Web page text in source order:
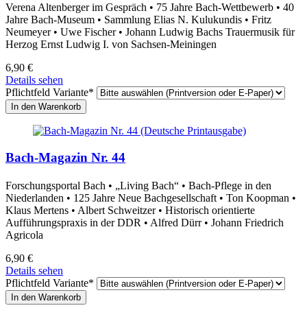
Verena Altenberger im Gespräch • 75 Jahre Bach-Wettbewerb • 40
Jahre Bach-Museum • Sammlung Elias N. Kulukundis • Fritz
Neumeyer • Uwe Fischer • Johann Ludwig Bachs Trauermusik für
Herzog Ernst Ludwig I. von Sachsen-Meiningen
6,90 €
Details sehen
Pflichtfeld Variante*
Bach-Magazin Nr. 44
Forschungsportal Bach • „Living Bach“ • Bach-Pflege in den
Niederlanden • 125 Jahre Neue Bachgesellschaft • Ton Koopman •
Klaus Mertens • Albert Schweitzer • Historisch orientierte
Aufführungspraxis in der DDR • Alfred Dürr • Johann Friedrich
Agricola
6,90 €
Details sehen
Pflichtfeld Variante*